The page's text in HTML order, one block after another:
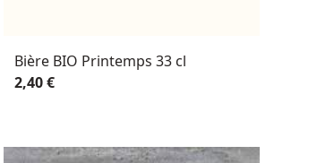
Bière BIO Printemps 33 cl
2,40 €